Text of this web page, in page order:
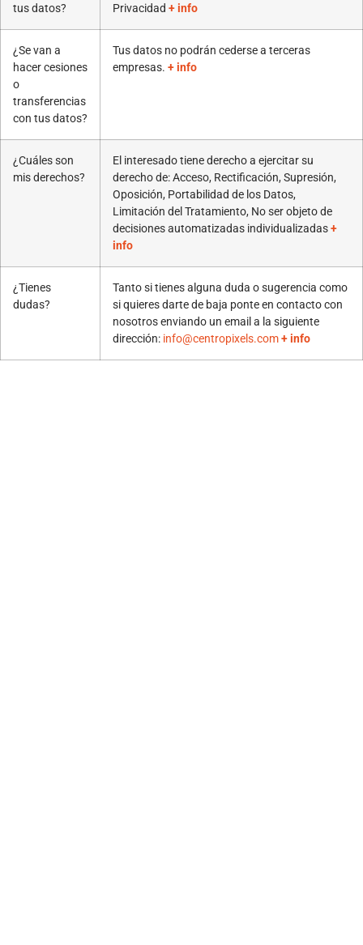
tus datos? Privacidad + info
¿Se van a
hacer cesiones
o
transferencias
con tus datos?
Tus datos no podrán cederse a terceras
empresas. + info
¿Cuáles son
mis derechos?
El interesado tiene derecho a ejercitar su
derecho de: Acceso, Rectificación, Supresión,
Oposición, Portabilidad de los Datos,
Limitación del Tratamiento, No ser objeto de
decisiones automatizadas individualizadas+
info
¿Tienes
dudas?
Tanto si tienes alguna duda o sugerencia como
si quieres darte de baja ponte en contacto con
nosotros enviando un email a la siguiente
dirección: info@centropixels.com+ info